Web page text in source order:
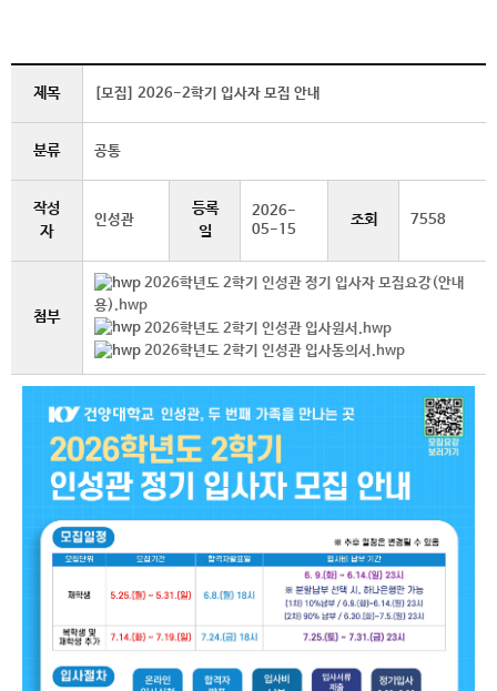
제목 [모집] 2026-2학기 입사자 모집 안내
분류 공통
작성
자
인성관
등록
일
2026-
05-15
조회 7558
첨부
2026학년도 2학기 인성관 정기 입사자 모집요강(안내
용).hwp
2026학년도 2학기 인성관 입사원서.hwp
2026학년도 2학기 인성관 입사동의서.hwp